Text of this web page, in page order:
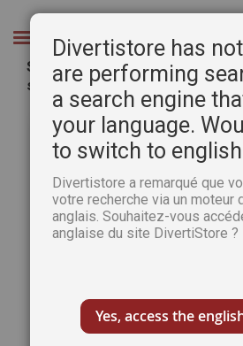
Chercher
Spécial MINI-ALBUMS d'été
série d'été 2026 + Tampon
galerie
d’images
Divertistore has
are performing
a search engine
your language.
to switch to
Divertistore a remarqué que
votre recherche via un moteur
anglais. Souhaitez-vous
anglaise du site DivertiStore ?
Yes, access the